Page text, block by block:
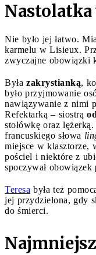
Nie było jej łatwo.
karmelu w Lisieux.
zwyczajne obowiązki
Była zakrystianką,
było przyjmowanie
nawiązywanie z nimi
Refektarką – siostrą
stołówkę oraz
francuskiego słowa
miejsce w klasztorze,
pościel i niektóre z
spoczywał obowiązek
Teresa była też
jej przydzielona, gdy
do śmierci.